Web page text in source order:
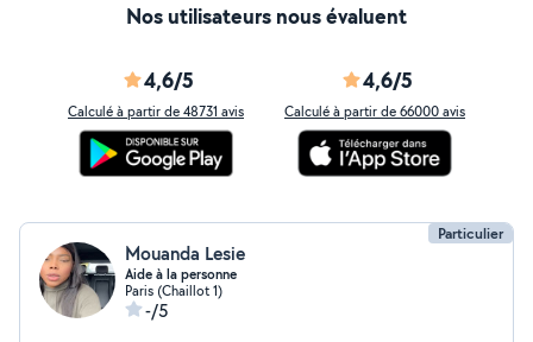
Nos utilisateurs nous évaluent
4,6/5
Calculé à partir de 48731 avis
4,6/5
Calculé à partir de 66000 avis
Particulier
Mouanda Lesie
Aide à la personne
Paris (Chaillot 1)
-/5